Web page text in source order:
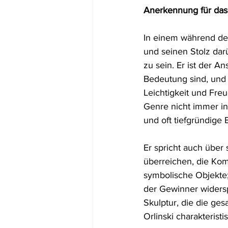
Anerkennung für
In einem während
und seinen Stolz
zu sein. Er ist der
Bedeutung sind,
Leichtigkeit und
Genre nicht immer
und oft tiefgründige
Er spricht auch über
überreichen, die
symbolische
der Gewinner
Skulptur, die die
Orlinski